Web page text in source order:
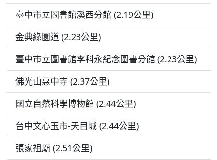
臺中市立圖書館溪西分館 (2.19公里)
金典綠園道 (2.23公里)
臺中市立圖書館李科永紀念圖書分館 (2.23公里)
佛光山惠中寺 (2.37公里)
國立自然科學博物館 (2.44公里)
台中文心玉市-天目城 (2.44公里)
張家祖廟 (2.51公里)